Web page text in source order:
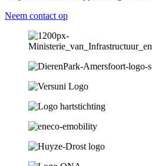
Neem contact op